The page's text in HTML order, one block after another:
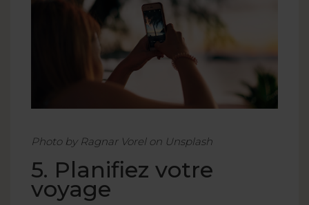
Photo by Ragnar Vorel on Unsplash
5. Planifiez votre
voyage